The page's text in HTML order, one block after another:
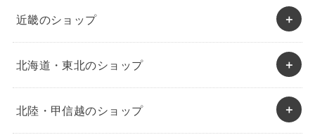
近畿のショップ
北海道・東北のショップ
北陸・甲信越のショップ